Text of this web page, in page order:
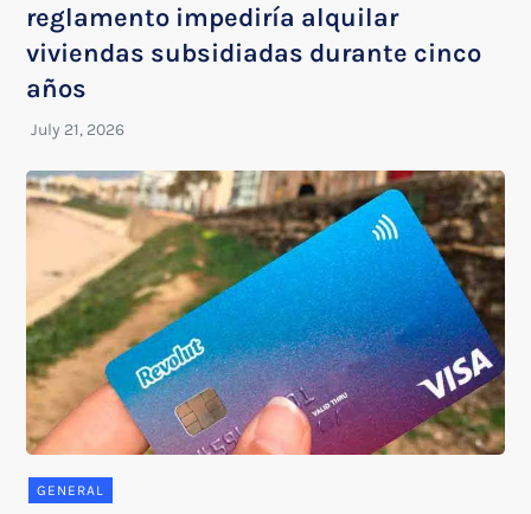
reglamento impediría alquilar
viviendas subsidiadas durante cinco
años
GENERAL